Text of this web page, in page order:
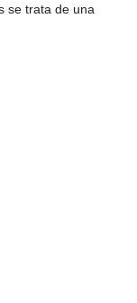
se trata de una